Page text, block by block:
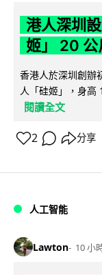
港人深圳
姬」 20 公
香港人於深圳創辦
人「硅姬」，身高
閱讀全文
2 分享
人工智能
Lawton 10 小